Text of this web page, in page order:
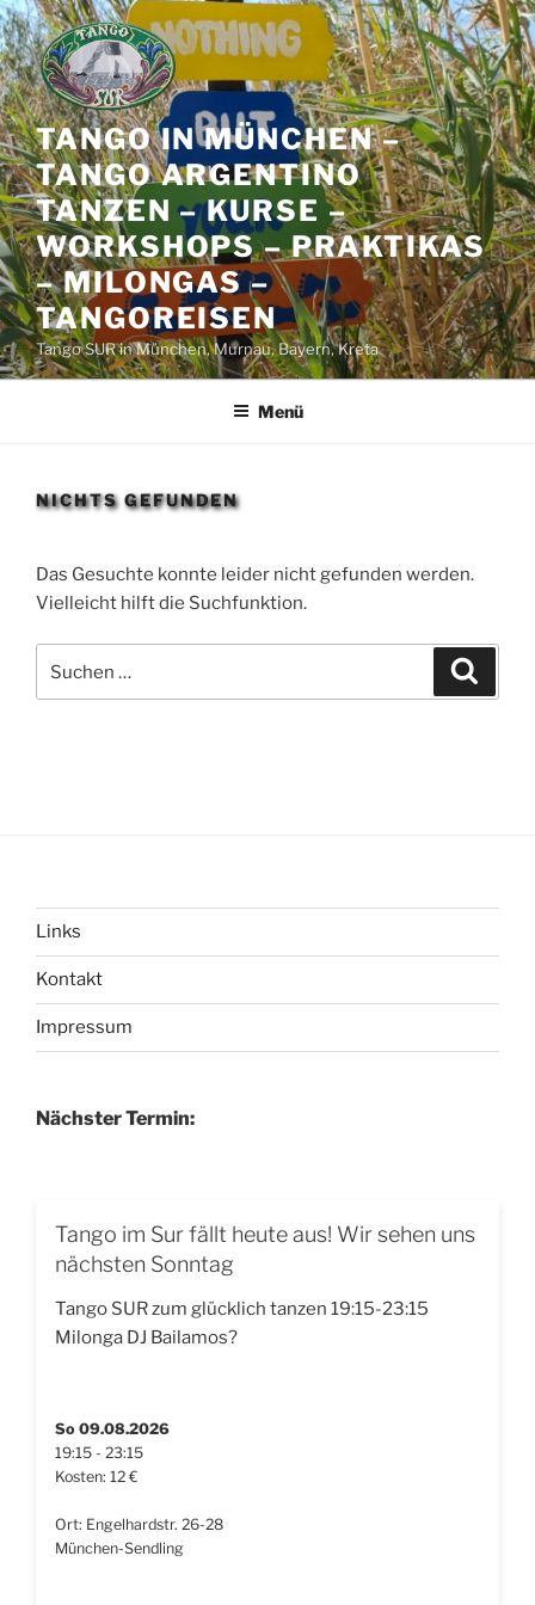
Zum
Inhalt
springen
TANGO IN MÜNCHEN –
TANGO ARGENTINO
TANZEN – KURSE –
WORKSHOPS – PRAKTIKAS
– MILONGAS –
TANGOREISEN
Tango SUR in München, Murnau, Bayern, Kreta
Menü
NICHTS GEFUNDEN
Das Gesuchte konnte leider nicht gefunden werden.
Vielleicht hilft die Suchfunktion.
nach:
Links
Kontakt
Impressum
Nächster Termin:
Tango im Sur fällt heute aus! Wir sehen uns
nächsten Sonntag
Tango SUR zum glücklich tanzen 19:15-23:15
Milonga DJ Bailamos?
So 09.08.2026
19:15 - 23:15
Kosten: 12 €
Ort: Engelhardstr. 26-28
München-Sendling